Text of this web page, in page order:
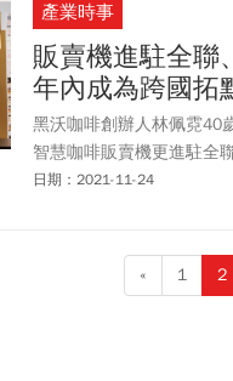
產業時事
販賣機進駐全聯
年內成為跨國拓
黑沃咖啡創辦人林佩霓40
智慧咖啡販賣機更進駐全
日期：2021-11-24
« 1 2